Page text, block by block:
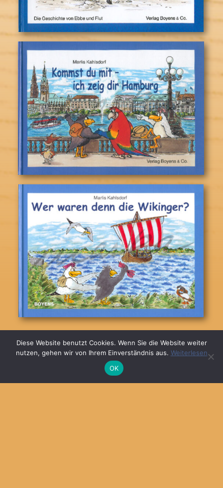
© 2026MARKA DESIGN
Diese Website benutzt Cookies. Wenn Sie die Website weiter
nutzen, gehen wir von Ihrem Einverständnis aus. Weiterlesen
OK